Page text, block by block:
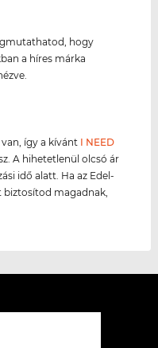
hogy
a híres márka
így a kívánt I NEED
A hihetetlenül olcsó ár
idő alatt. Ha az Edel-
biztosítod magadnak,